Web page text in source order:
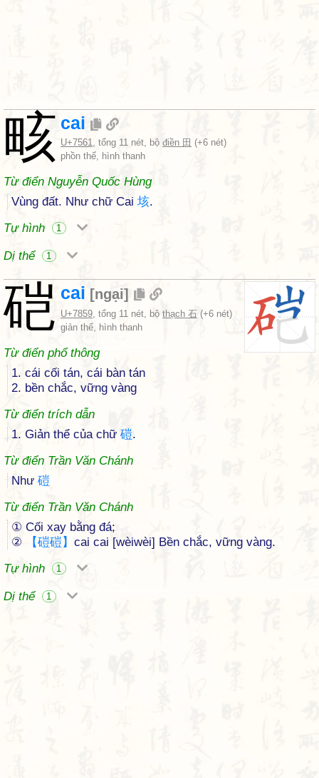
畡 cai
U+7561, tổng 11 nét, bộ điền 田 (+6 nét)
phồn thể, hình thanh
Từ điển Nguyễn Quốc Hùng
Vùng đất. Như chữ Cai 垓.
Tự hình
1
Dị thể 1
硙 cai [ngại]
U+7859, tổng 11 nét, bộ thạch 石 (+6 nét)
giản thể, hình thanh
Từ điển phổ thông
1. cái cối tán, cái bàn tán
2. bền chắc, vững vàng
Từ điển trích dẫn
1. Giản thể của chữ 磑.
Từ điển Trần Văn Chánh
Như 磑
Từ điển Trần Văn Chánh
① Cối xay bằng đá;
②
【磑磑】 cai cai [wèiwèi] Bền chắc, vững vàng.
Tự hình
1
Dị thể 1